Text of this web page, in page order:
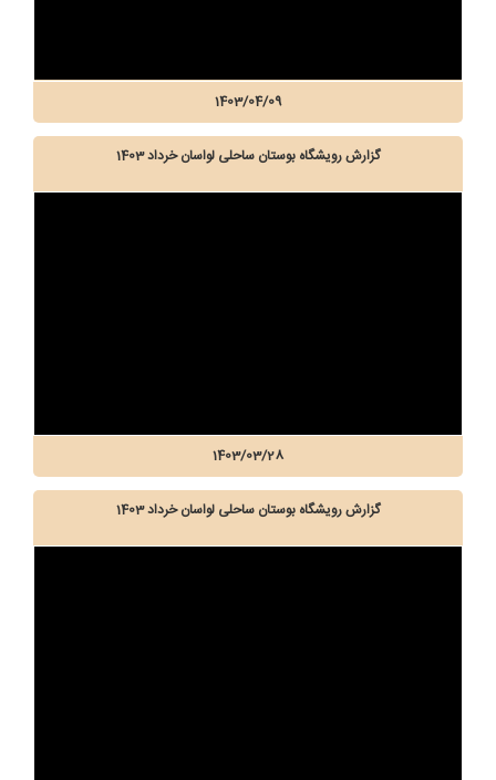
1403/04/09
گزارش رویشگاه بوستان ساحلی لواسان خرداد 1403
1403/03/28
گزارش رویشگاه بوستان ساحلی لواسان خرداد 1403